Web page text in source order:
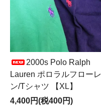
2000s Polo Ralph
Lauren ポロラルフローレ
ン/Tシャツ 【XL】
4,400円(税400円)